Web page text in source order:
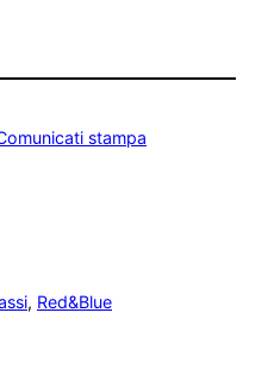
stampa
, Red&Blue